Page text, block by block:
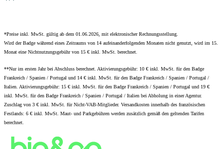
*Preise inkl. MwSt. gültig ab dem 01.06.2026, mit elektronischer Rechnungsstellung.
Wird der Badge während eines Zeitraums von 14 aufeinanderfolgenden Monaten nicht genutzt, wird im 15.
Monat eine Nichtnutzungsgebühr von 15 € inkl. MwSt. berechnet.
**Nur im ersten Jahr bei Abschluss berechnet. Aktivierungsgebühr: 10 € inkl. MwSt. für den Badge
Frankreich / Spanien / Portugal und 14 € inkl. MwSt. für den Badge Frankreich / Spanien / Portugal /
Italien. Aktivierungsgebühr: 15 € inkl. MwSt. für den Badge Frankreich / Spanien / Portugal und 19 €
inkl. MwSt. für den Badge Frankreich / Spanien / Portugal / Italien bei Abholung in einer Agentur.
Zuschlag von 3 € inkl. MwSt. für Nicht-VAB-Mitglieder. Versandkosten innerhalb des französischen
Festlands: 6 € inkl. MwSt. Maut- und Parkgebühren werden zusätzlich gemäß den geltenden Tarifen
berechnet.